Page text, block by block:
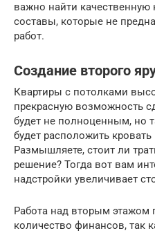
важно найти качественную
составы, которые не
работ.
Создание второго
Квартиры с потолками
прекрасную возможность
будет не полноценным, но
будет расположить
Размышляете, стоит ли
решение? Тогда вот вам
надстройки увеличивает
Работа над вторым этажом
количество финансов, так